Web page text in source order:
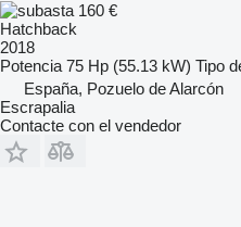
160 €
Hatchback
2018
Potencia 75 Hp (55.13 kW) Tipo
España, Pozuelo de Alarcón
Escrapalia
Contacte con el vendedor